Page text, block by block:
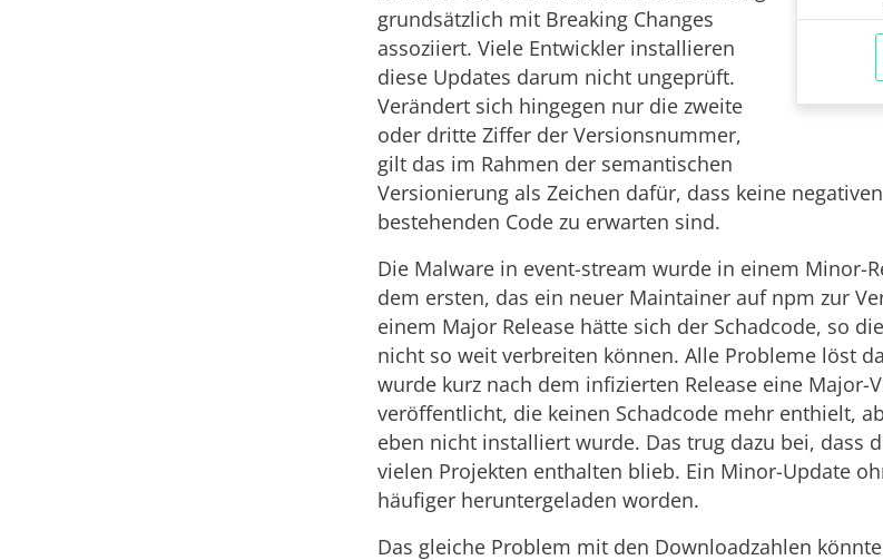
grundsätzlich mit Breaking Changes
assoziiert. Viele Entwickler installieren
diese Updates darum nicht ungeprüft.
Verändert sich hingegen nur die zweite
oder dritte Ziffer der Versionsnummer,
gilt das im Rahmen der semantischen
Versionierung als Zeichen dafür, dass keine
bestehenden Code zu erwarten sind.
Die Malware in event-stream wurde in einem Minor-
dem ersten, das ein neuer Maintainer auf npm zur
einem Major Release hätte sich der Schadcode, so
nicht so weit verbreiten können. Alle Probleme löst
wurde kurz nach dem infizierten Release eine Major-
veröffentlicht, die keinen Schadcode mehr enthielt,
eben nicht installiert wurde. Das trug dazu bei, dass
vielen Projekten enthalten blieb. Ein Minor-Update
häufiger heruntergeladen worden.
Das gleiche Problem mit den Downloadzahlen